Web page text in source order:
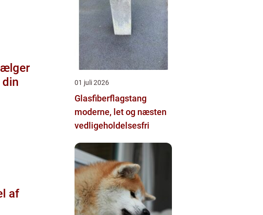
af
01 juli 2026
Glasfiberflagstang
moderne, let og næsten
vedligeholdelsesfri